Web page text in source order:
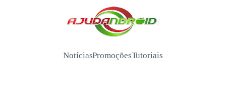
/
NotíciasPromoçõesTutoriais